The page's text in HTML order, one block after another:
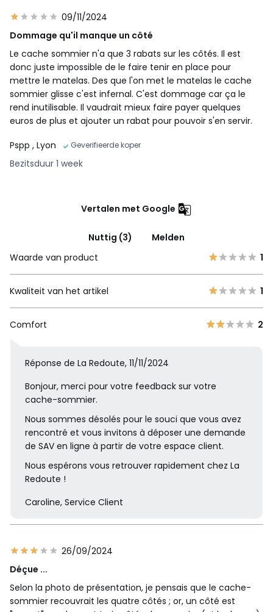
09/11/2024
Dommage qu'il manque un côté
Le cache sommier n'a que 3 rabats sur les côtés. Il est
donc juste impossible de le faire tenir en place pour
mettre le matelas. Des que l'on met le matelas le cache
sommier glisse c'est infernal. C'est dommage car ça le
rend inutilisable. Il vaudrait mieux faire payer quelques
euros de plus et ajouter un rabat pour pouvoir s'en servir.
Pspp , Lyon Geverifieerde koper
Bezitsduur 1 week
Vertalen met Google
Nuttig (3)
Melden
Waarde van product
1
Kwaliteit van het artikel 1
Comfort 2
Réponse de La Redoute, 11/11/2024
Bonjour, merci pour votre feedback sur votre
cache-sommier.
Nous sommes désolés pour le souci que vous avez
rencontré et vous invitons à déposer une demande
de SAV en ligne à partir de votre espace client.
Nous espérons vous retrouver rapidement chez La
Redoute !
Caroline, Service Client
26/09/2024
Déçue ...
Selon la photo de présentation, je pensais que le cache-
sommier recouvrait les quatre côtés ; or, un côté est